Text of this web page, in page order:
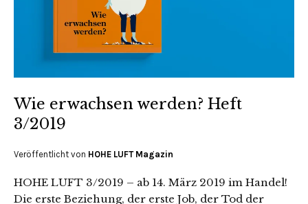
Wie erwachsen werden? Heft
3/2019
Veröffentlicht von HOHE LUFT Magazin
HOHE LUFT 3/2019 – ab 14. März 2019 im Handel!
Die erste Beziehung, der erste Job, der Tod der